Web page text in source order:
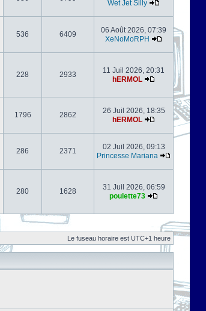
Wet Jet Silly
536 6409
06 Août 2026, 07:39
XeNoMoRPH
228 2933
11 Juil 2026, 20:31
hERMOL
1796 2862
26 Juil 2026, 18:35
hERMOL
286 2371
02 Juil 2026, 09:13
Princesse Mariana
280 1628
31 Juil 2026, 06:59
poulette73
Le fuseau horaire est UTC+1 heure